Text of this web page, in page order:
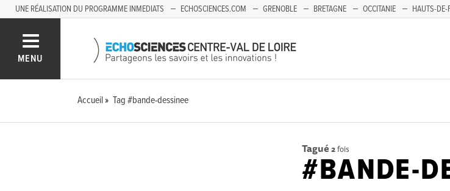
UNE RÉALISATION DU PROGRAMME INMEDIATS ECHOSCIENCES.COM GRENOBLE BRETAGNE OCCITANIE HAUTS-DE-
MENU
Accueil Tag #bande-dessinee
Tagué 2fois
#BANDE-